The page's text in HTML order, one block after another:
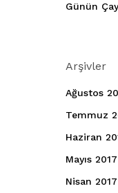
Günün
Arşivler
Ağustos
Temmuz
Haziran
Mayıs 2017
Nisan 2017